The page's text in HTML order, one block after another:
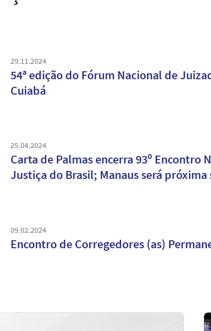
29.11.2024
54ª edição do Fórum Nacional de
Cuiabá
25.04.2024
Carta de Palmas encerra 93⁰ Encontro
Justiça do Brasil; Manaus será próxima
09.02.2024
Encontro de Corregedores (as)